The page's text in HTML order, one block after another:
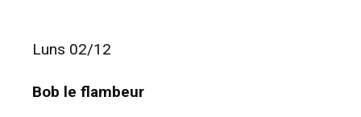
Luns 02/12
Bob le flambeur